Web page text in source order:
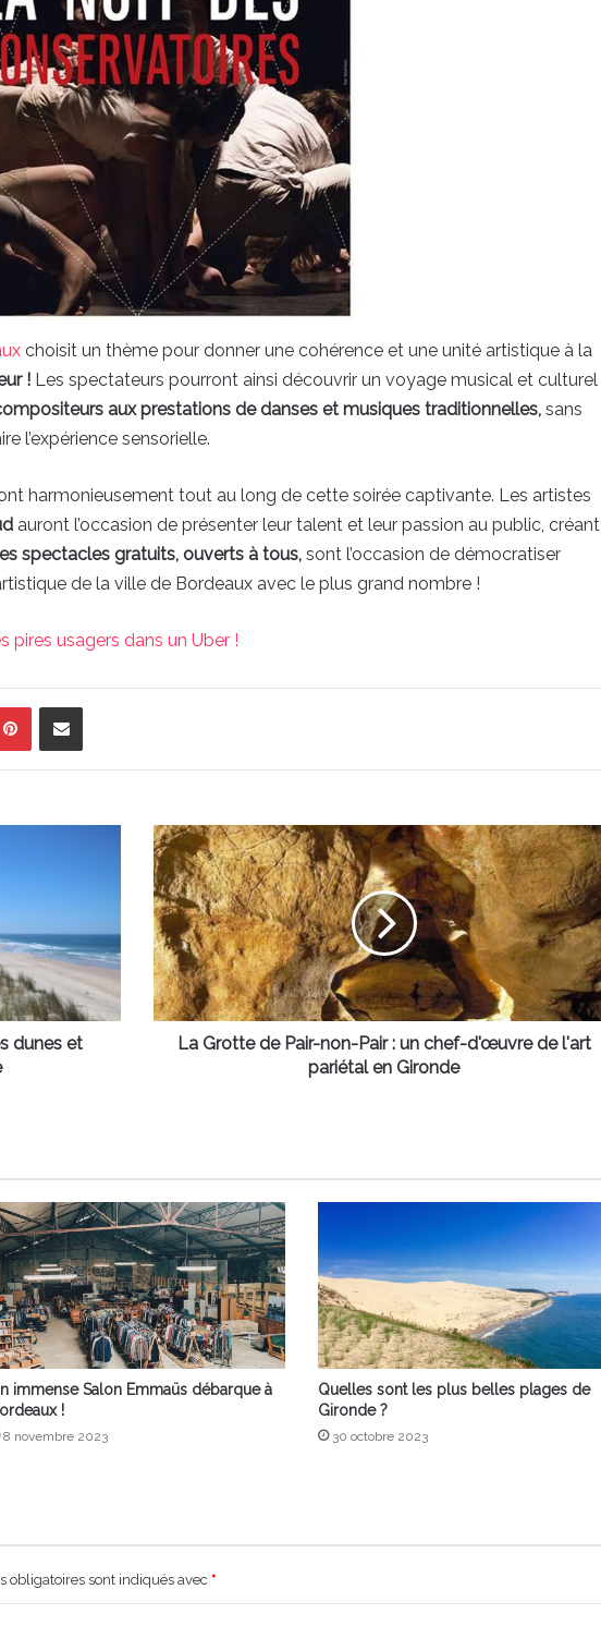
choisit un thème pour donner une cohérence et une unité artistique à la
! Les spectateurs pourront ainsi découvrir un voyage musical et culturel
aux prestations de danses et musiques traditionnelles, sans
l’expérience sensorielle.
harmonieusement tout au long de cette soirée captivante. Les artistes
auront l’occasion de présenter leur talent et leur passion au public, créant
spectacles gratuits, ouverts à tous, sont l’occasion de démocratiser
de la ville de Bordeaux avec le plus grand nombre !
pires usagers dans un Uber !
PinterestPartager par email
dunes et
La
Grotte
de
Pair-
non-
Pair
:
un
chef-
d'œuvre
La Grotte de Pair-non-Pair : un chef-d'œuvre de l'art
pariétal en Gironde
immense Salon Emmaüs débarque à
!
8 novembre 2023
Quelles sont les plus belles plages de
Gironde ?
30 octobre 2023
obligatoires sont indiqués avec *